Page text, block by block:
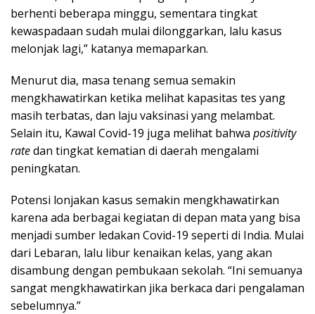
berhenti beberapa minggu, sementara tingkat
kewaspadaan sudah mulai dilonggarkan, lalu kasus
melonjak lagi,” katanya memaparkan.
Menurut dia, masa tenang semua semakin
mengkhawatirkan ketika melihat kapasitas tes yang
masih terbatas, dan laju vaksinasi yang melambat.
Selain itu, Kawal Covid-19 juga melihat bahwa positivity
ratedan tingkat kematian di daerah mengalami
peningkatan.
Potensi lonjakan kasus semakin mengkhawatirkan
karena ada berbagai kegiatan di depan mata yang bisa
menjadi sumber ledakan Covid-19 seperti di India. Mulai
dari Lebaran, lalu libur kenaikan kelas, yang akan
disambung dengan pembukaan sekolah. “Ini semuanya
sangat mengkhawatirkan jika berkaca dari pengalaman
sebelumnya.”